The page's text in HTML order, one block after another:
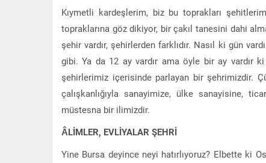
Kıymetli kardeşlerim, biz bu toprakları
topraklarına göz dikiyor, bir çakıl tanesini dahi
şehir vardır, şehirlerden farklıdır. Nasıl ki gün
gibi. Ya da 12 ay vardır ama öyle bir ay vardır ki
şehirlerimiz içerisinde parlayan bir şehrimizdir.
çalışkanlığıyla sanayimize, ülke sanayisine,
müstesna bir ilimizdir.
ÂLİMLER, EVLİYALAR ŞEHRİ
Yine Bursa deyince neyi hatırlıyoruz? Elbette ki